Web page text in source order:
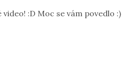
:D Moc se vám povedlo :)